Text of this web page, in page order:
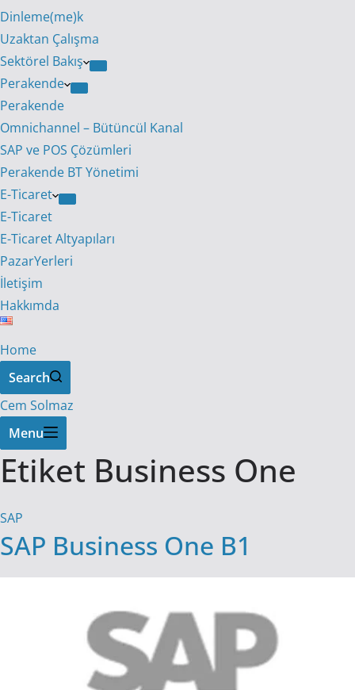
Dinleme(me)k
Uzaktan Çalışma
Sektörel Bakış
Perakende
Perakende
Omnichannel – Bütüncül Kanal
SAP ve POS Çözümleri
Perakende BT Yönetimi
E-Ticaret
E-Ticaret
E-Ticaret Altyapıları
PazarYerleri
İletişim
Hakkımda
Home
Search
Cem Solmaz
Menu
Etiket Business One
SAP
SAP Business One B1